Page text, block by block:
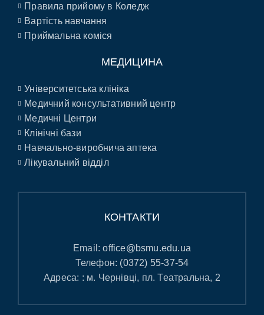
Правила прийому в Коледж
Вартість навчання
Приймальна коміся
МЕДИЦИНА
Університетська клініка
Медичний консультативний центр
Медичні Центри
Клінічні бази
Навчально-виробнича аптека
Лікувальний відділ
КОНТАКТИ
Email:office@bsmu.edu.ua
Телефон: (0372) 55-37-54
Адреса: : м. Чернівці, пл. Театральна, 2